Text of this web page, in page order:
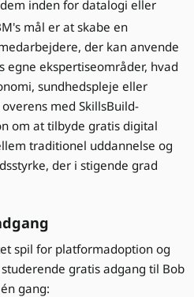
inden for datalogi eller
mål er at skabe en
der kan anvende
ekspertiseområder, hvad
sundhedspleje eller
med SkillsBuild-
om at tilbyde gratis digital
traditionel uddannelse og
der i stigende grad
spil for platformadoption og
gratis adgang til Bob
gang: